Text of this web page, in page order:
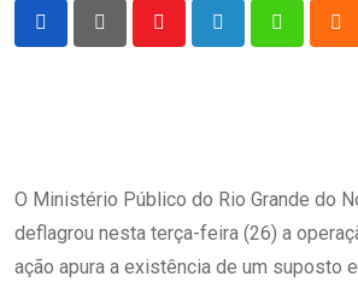
O Ministério Público do Rio Grande do
deflagrou nesta terça-feira (26) a
ação apura a existência de um suposto